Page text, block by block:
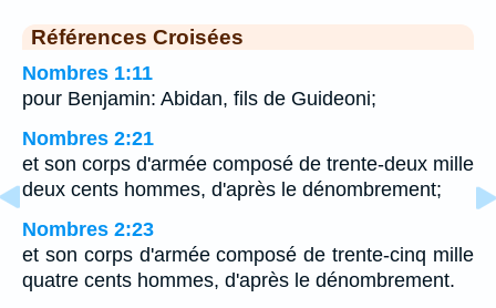
Références Croisées
Nombres 1:11
pour Benjamin: Abidan, fils de Guideoni;
Nombres 2:21
et son corps d'armée composé de trente-deux mille
deux cents hommes, d'après le dénombrement;
Nombres 2:23
et son corps d'armée composé de trente-cinq mille
quatre cents hommes, d'après le dénombrement.